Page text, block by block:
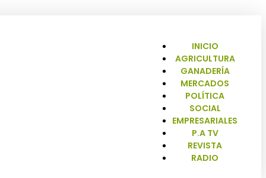
INICIO
AGRICULTURA
GANADERÍA
MERCADOS
POLÍTICA
SOCIAL
EMPRESARIALES
P.A TV
REVISTA
RADIO